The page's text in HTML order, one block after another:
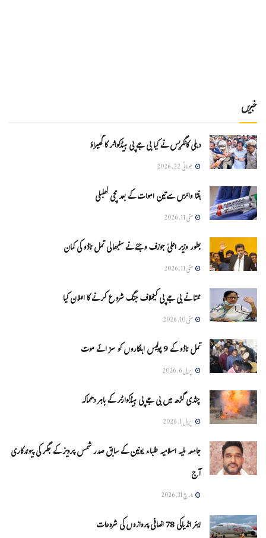
خبریں
دہلی کانگریس نے کیا بی جے پی ہیڈکواٹر کا گھیراؤ
جولائی 22, 2026
ہنتا وائرس سےتین اموات کے بعد مچی کھلبلی
مئی 11, 2026
بطور وزیر اعلیٰ جوزف وجئے نے سنبھالی تمل ناڈو کی کمان
مئی 11, 2026
ممتا نے بی جے پی کیخلاف جنگ شروع کرنے کا اعلان کیا
مئی 10, 2026
تمل ناڈو کے 9 پولیس اہلکاروں کو سزائے موت
اپریل 6, 2026
چنڈی گڑھ میں بی جے پی ہیڈکوارٹر کے باہر دھماکہ
اپریل 1, 2026
جامعہ ملیہ اسلامیہ طلباء یونین کے سابق صدر شمس پرویز کے جگر کی پیوندکاری
آج
مارچ 31, 2026
ایئر انڈیاکی 78 اضافی پروازوں کی شروعات